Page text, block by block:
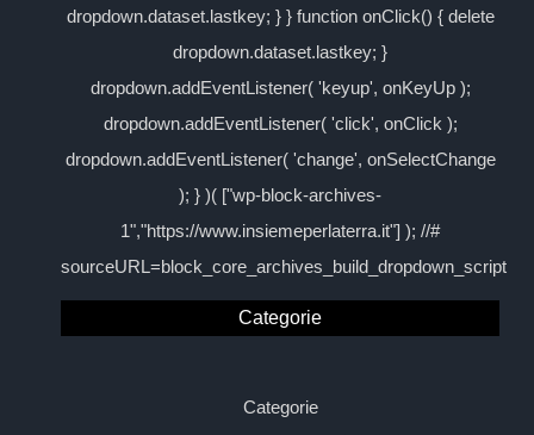
dropdown.dataset.lastkey; } } function onClick() { delete
dropdown.dataset.lastkey; }
dropdown.addEventListener( 'keyup', onKeyUp );
dropdown.addEventListener( 'click', onClick );
dropdown.addEventListener( 'change', onSelectChange
); } )( ["wp-block-archives-
1","https://www.insiemeperlaterra.it"] ); //#
sourceURL=block_core_archives_build_dropdown_script
Categorie
Categorie